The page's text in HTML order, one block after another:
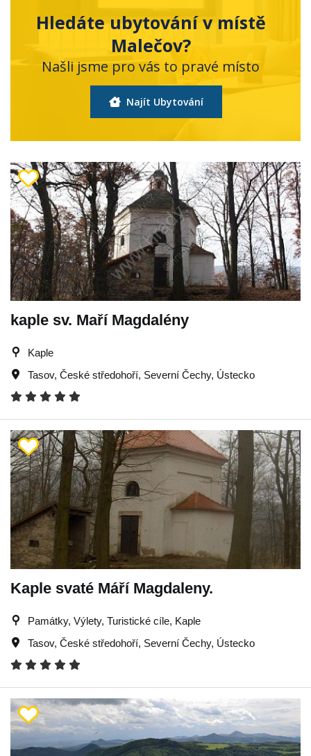
Hledáte ubytování v místě
Malečov?
Našli jsme pro vás to pravé místo
Najít Ubytování
kaple sv. Maří Magdalény
Kaple
Tasov, České středohoří, Severní Čechy, Ústecko
Kaple svaté Máří Magdaleny.
Památky, Výlety, Turistické cíle, Kaple
Tasov, České středohoří, Severní Čechy, Ústecko